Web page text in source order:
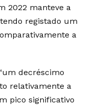
2022 manteve a
registado um
a
decréscimo
relativamente a
pico significativo